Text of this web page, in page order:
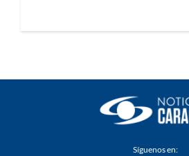
Síguenos en: